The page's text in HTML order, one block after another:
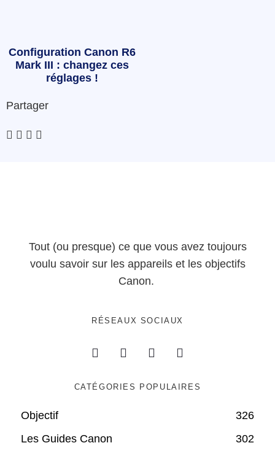
Configuration Canon R6
Mark III : changez ces
réglages !
Partager
Tout (ou presque) ce que vous avez toujours
voulu savoir sur les appareils et les objectifs
Canon.
RÉSEAUX SOCIAUX
CATÉGORIES POPULAIRES
Objectif
326
Les Guides Canon
302